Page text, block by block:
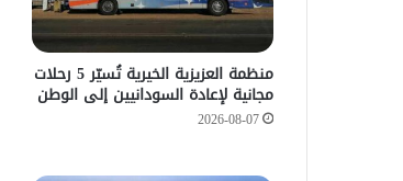
منظمة العزيزية الخيرية تُسيّر 5 رحلات
مجانية لإعادة السودانيين إلى الوطن
2026-08-07